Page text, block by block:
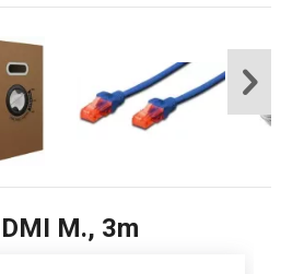
M., 3m